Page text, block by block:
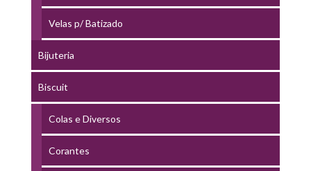
Velas p/ Batizado
Bijuteria
Biscuit
Colas e Diversos
Corantes